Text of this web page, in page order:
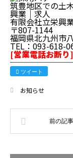
筑豊地区での土
興業｜求人
有限会社立栄興
〒807-1144
福岡県北九州市
TEL：093-618-
[営業電話お断り]
ツイート
お知らせ